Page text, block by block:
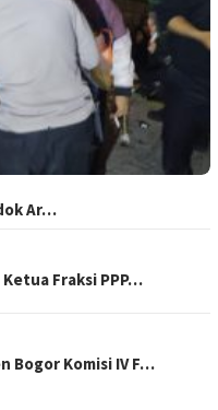
Ar…
Fraksi PPP…
Bogor Komisi IV F…